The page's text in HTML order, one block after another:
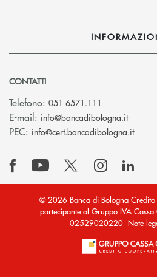
CONTATTI
Telefono: 051 6571.111
E-mail: info@bancadibologna.it(si
PEC: info@cert.bancadibologna.it(si
© 2026 Banca di Bologna Credito
partecipante al Gruppo IVA Cassa
02529020220 Note